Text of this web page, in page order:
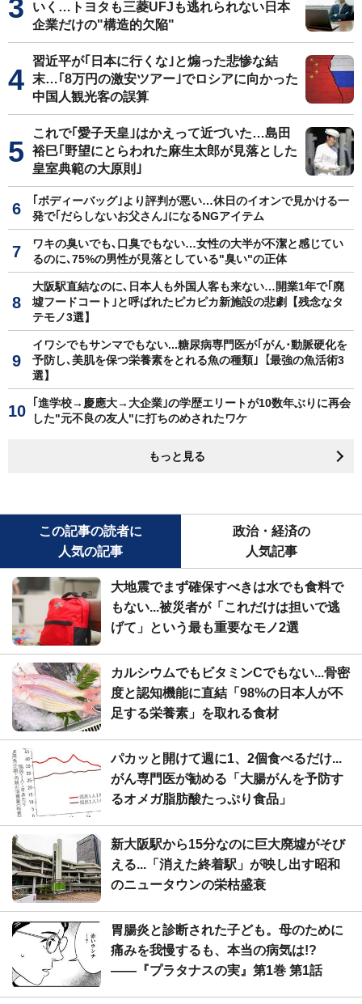
いく…トヨタも三菱UFJも逃れられない日本
企業だけの"構造的欠陥"
習近平が｢日本に行くな｣と煽った悲惨な結
末…｢8万円の激安ツアー｣でロシアに向かった
中国人観光客の誤算
これで｢愛子天皇｣はかえって近づいた…島田
裕巳｢野望にとらわれた麻生太郎が見落とした
皇室典範の大原則｣
｢ボディーバッグ｣より評判が悪い…休日のイオンで見かける一
発で｢だらしないお父さん｣になるNGアイテム
ワキの臭いでも､口臭でもない…女性の大半が不潔と感じてい
るのに､75%の男性が見落としている"臭い"の正体
大阪駅直結なのに､日本人も外国人客も来ない…開業1年で｢廃
墟フードコート｣と呼ばれたピカピカ新施設の悲劇【残念なタ
テモノ3選】
イワシでもサンマでもない...糖尿病専門医が｢がん･動脈硬化を
予防し､美肌を保つ栄養素をとれる魚の種類｣【最強の魚活術3
選】
｢進学校→慶應大→大企業｣の学歴エリートが10数年ぶりに再会
した"元不良の友人"に打ちのめされたワケ
もっと見る
この記事の読者に
人気の記事
政治・経済の
人気記事
大地震でまず確保すべきは水でも食料で
もない...被災者が「これだけは担いで逃
げて」という最も重要なモノ2選
カルシウムでもビタミンCでもない...骨密
度と認知機能に直結「98%の日本人が不
足する栄養素」を取れる食材
パカッと開けて週に1、2個食べるだけ...
がん専門医が勧める「大腸がんを予防す
るオメガ脂肪酸たっぷり食品」
新大阪駅から15分なのに巨大廃墟がそび
える...「消えた終着駅」が映し出す昭和
のニュータウンの栄枯盛衰
胃腸炎と診断された子ども。母のために
痛みを我慢するも、本当の病気は!?
――『プラタナスの実』第1巻 第1話